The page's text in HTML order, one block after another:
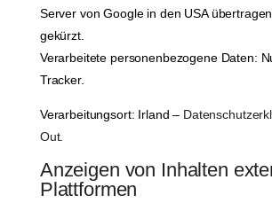
Server von Google in den USA
gekürzt.
Verarbeitete personenbezogene Daten:
Tracker.
Verarbeitungsort: Irland –
Out.
Anzeigen von Inhalten
Plattformen